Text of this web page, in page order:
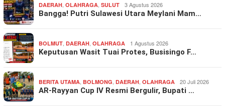
DAERAH, OLAHRAGA, SULUT 3 Agustus 2026
Bangga! Putri Sulawesi Utara Meylani Mam…
BOLMUT, DAERAH, OLAHRAGA 1 Agustus 2026
Keputusan Wasit Tuai Protes, Busisingo F…
BERITA UTAMA, BOLMONG, DAERAH, OLAHRAGA 20 Juli 2026
AR-Rayyan Cup IV Resmi Bergulir, Bupati …